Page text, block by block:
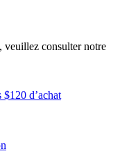
veuillez consulter notre
$120 d’achat